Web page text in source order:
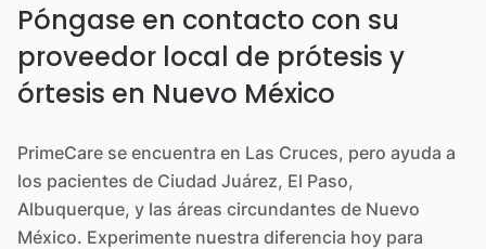
Póngase en contacto con su
proveedor local de prótesis y
órtesis en Nuevo México
PrimeCare se encuentra en Las Cruces, pero ayuda a
los pacientes de Ciudad Juárez, El Paso,
Albuquerque, y las áreas circundantes de Nuevo
México. Experimente nuestra diferencia hoy para